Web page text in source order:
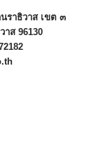
ราธิวาส เขต ๓
าส 96130